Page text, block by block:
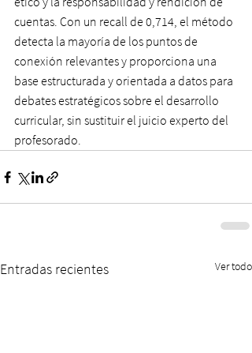
cuentas. Con un recall de 0,714, el método
detecta la mayoría de los puntos de
conexión relevantes y proporciona una
base estructurada y orientada a datos para
debates estratégicos sobre el desarrollo
curricular, sin sustituir el juicio experto del
profesorado.
Entradas recientes Ver todo